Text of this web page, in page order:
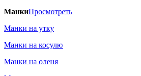
МанкиПросмотреть
Манки на утку
Манки на косулю
Манки на оленя